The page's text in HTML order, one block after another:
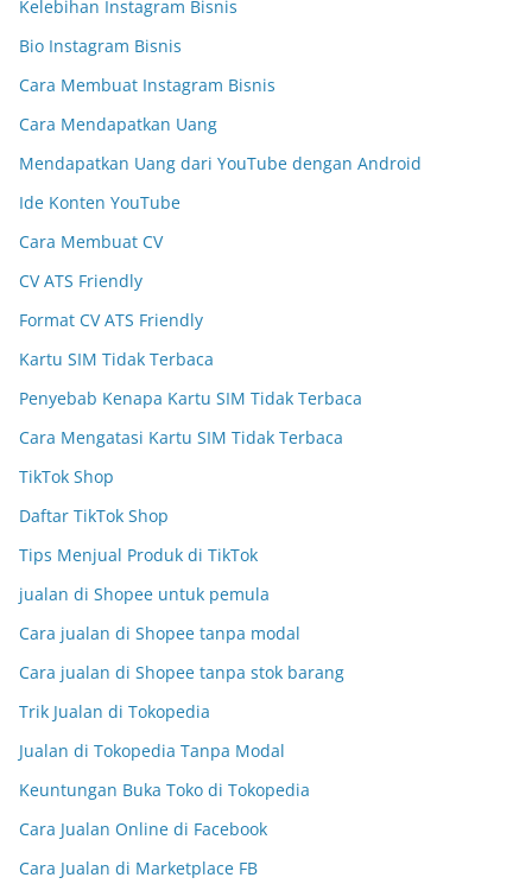
Kelebihan Instagram Bisnis
Bio Instagram Bisnis
Cara Membuat Instagram Bisnis
Cara Mendapatkan Uang
Mendapatkan Uang dari YouTube dengan Android
Ide Konten YouTube
Cara Membuat CV
CV ATS Friendly
Format CV ATS Friendly
Kartu SIM Tidak Terbaca
Penyebab Kenapa Kartu SIM Tidak Terbaca
Cara Mengatasi Kartu SIM Tidak Terbaca
TikTok Shop
Daftar TikTok Shop
Tips Menjual Produk di TikTok
jualan di Shopee untuk pemula
Cara jualan di Shopee tanpa modal
Cara jualan di Shopee tanpa stok barang
Trik Jualan di Tokopedia
Jualan di Tokopedia Tanpa Modal
Keuntungan Buka Toko di Tokopedia
Cara Jualan Online di Facebook
Cara Jualan di Marketplace FB